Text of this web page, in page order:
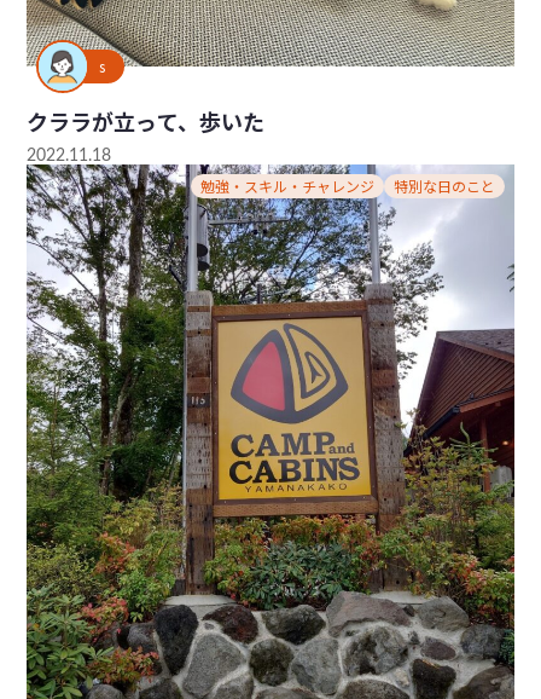
s
クララが立って、歩いた
2022.11.18
勉強・スキル・チャレンジ 特別な日のこと